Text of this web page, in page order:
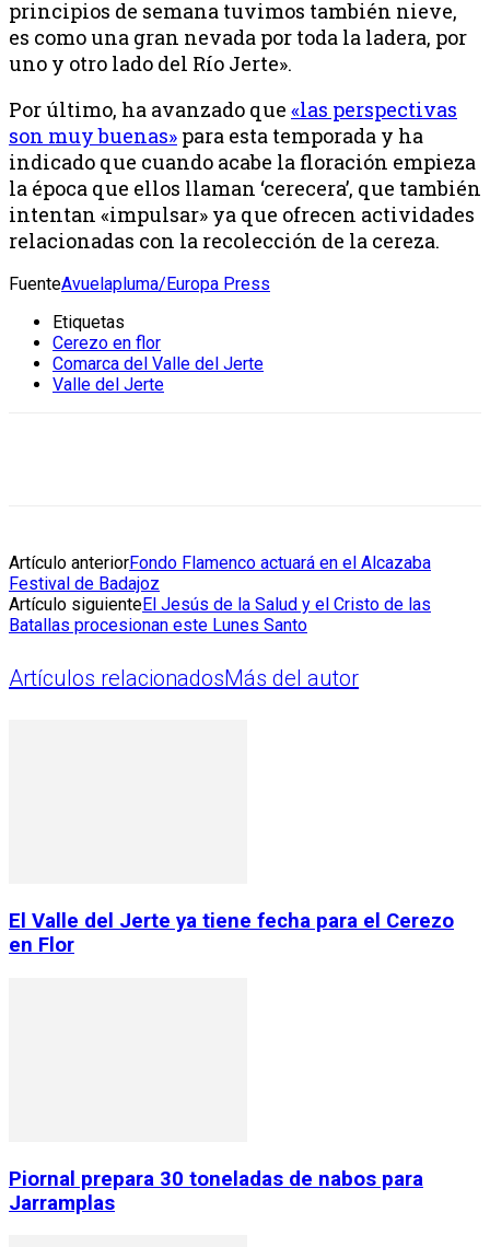
principios de semana tuvimos también nieve,
es como una gran nevada por toda la ladera, por
uno y otro lado del Río Jerte».
Por último, ha avanzado que «las perspectivas
son muy buenas» para esta temporada y ha
indicado que cuando acabe la floración empieza
la época que ellos llaman ‘cerecera’, que también
intentan «impulsar» ya que ofrecen actividades
relacionadas con la recolección de la cereza.
FuenteAvuelapluma/Europa Press
Etiquetas
Cerezo en flor
Comarca del Valle del Jerte
Valle del Jerte
Artículo anteriorFondo Flamenco actuará en el Alcazaba
Festival de Badajoz
Artículo siguienteEl Jesús de la Salud y el Cristo de las
Batallas procesionan este Lunes Santo
Artículos relacionadosMás del autor
El Valle del Jerte ya tiene fecha para el Cerezo
en Flor
Piornal prepara 30 toneladas de nabos para
Jarramplas